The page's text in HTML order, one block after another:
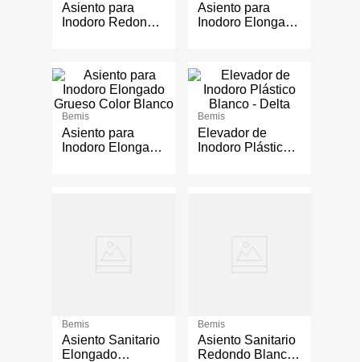
Asiento para
Inodoro Redondo
Asiento para
Inodoro Elongado
Bemis
Asiento para
Inodoro Elongado
Bemis
Elevador de
Inodoro Plástico
Bemis
Asiento Sanitario
Elongado
Bemis
Asiento Sanitario
Redondo Blanco